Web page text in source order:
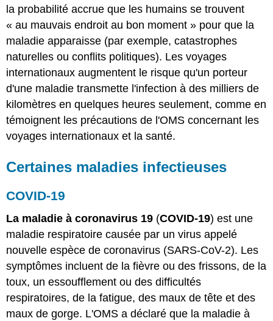
la probabilité accrue que les humains se trouvent
« au mauvais endroit au bon moment » pour que la
maladie apparaisse (par exemple, catastrophes
naturelles ou conflits politiques). Les voyages
internationaux augmentent le risque qu'un porteur
d'une maladie transmette l'infection à des milliers de
kilomètres en quelques heures seulement, comme en
témoignent les précautions de l'OMS concernant les
voyages internationaux et la santé.
Certaines maladies infectieuses
COVID-19
La maladie à coronavirus 19 (COVID-19) est une
maladie respiratoire causée par un virus appelé
nouvelle espèce de coronavirus (SARS-CoV-2). Les
symptômes incluent de la fièvre ou des frissons, de la
toux, un essoufflement ou des difficultés
respiratoires, de la fatigue, des maux de tête et des
maux de gorge. L'OMS a déclaré que la maladie à